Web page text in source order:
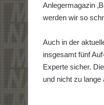
Anlegermagazin
werden wir so
Auch in der
insgesamt fünf
Experte sicher.
und nicht zu lange